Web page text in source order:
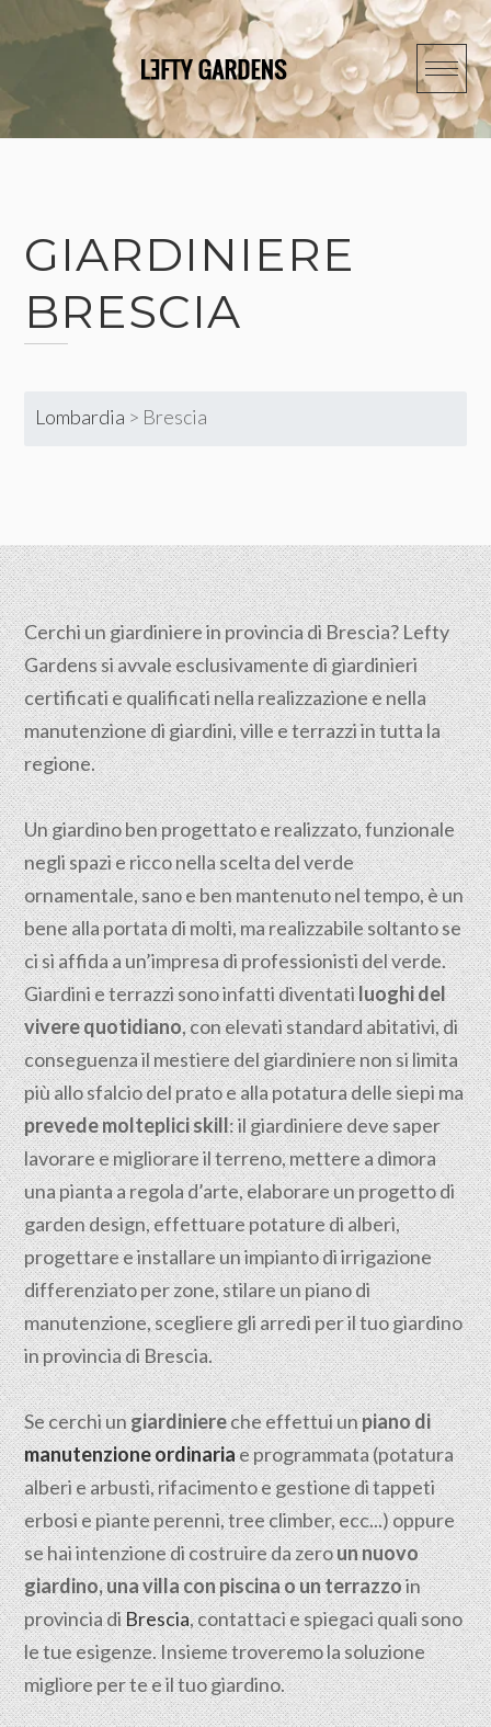
to
GIARDINIERE
BRESCIA
Lombardia > Brescia
Cerchi un giardiniere in provincia di Brescia? Lefty
Gardens si avvale esclusivamente di giardinieri
certificati e qualificati nella realizzazione e nella
manutenzione di giardini, ville e terrazzi in tutta la
regione.
Un giardino ben progettato e realizzato, funzionale
negli spazi e ricco nella scelta del verde
ornamentale, sano e ben mantenuto nel tempo, è un
bene alla portata di molti, ma realizzabile soltanto se
ci si affida a un’impresa di professionisti del verde.
Giardini e terrazzi sono infatti diventatiluoghi del
vivere quotidiano, con elevati standard abitativi, di
conseguenza il mestiere del giardiniere non si limita
più allo sfalcio del prato e alla potatura delle siepi ma
prevede molteplici skill: il giardiniere deve saper
lavorare e migliorare il terreno, mettere a dimora
una pianta a regola d’arte, elaborare un progetto di
garden design, effettuare potature di alberi,
progettare e installare un impianto di irrigazione
differenziato per zone, stilare un piano di
manutenzione, scegliere gli arredi per il tuo giardino
in provincia di Brescia.
Se cerchi ungiardiniereche effettui unpiano di
manutenzione ordinariae programmata (potatura
alberi e arbusti, rifacimento e gestione di tappeti
erbosi e piante perenni, tree climber, ecc...) oppure
se hai intenzione di costruire da zeroun nuovo
giardino, una villa con piscina o un terrazzoin
provincia diBrescia, contattaci e spiegaci quali sono
le tue esigenze. Insieme troveremo la soluzione
migliore per te e il tuo giardino.